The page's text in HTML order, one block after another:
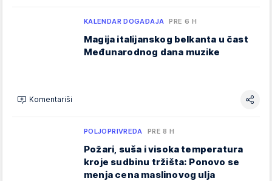
KALENDAR DOGAĐAJA PRE 6 H
Magija italijanskog belkanta u čast
Međunarodnog dana muzike
Komentariši
POLJOPRIVREDA PRE 8 H
Požari, suša i visoka temperatura
kroje sudbinu tržišta: Ponovo se
menja cena maslinovog ulja